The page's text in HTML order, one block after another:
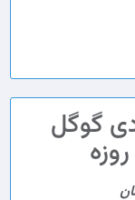
500 ورودی گوگل